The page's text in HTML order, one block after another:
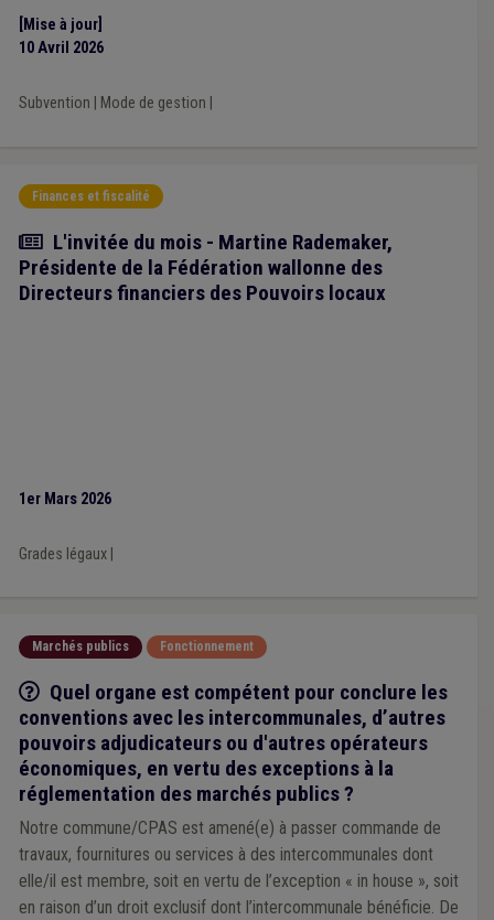
[Mise à jour]
10 Avril 2026
Subvention Mode de gestion
Finances et fiscalité
Article
L'invitée du mois - Martine Rademaker,
Présidente de la Fédération wallonne des
Directeurs financiers des Pouvoirs locaux
1er Mars 2026
Grades légaux|
Marchés publics Fonctionnement
Q/R
Quel organe est compétent pour conclure les
conventions avec les intercommunales, d’autres
pouvoirs adjudicateurs ou d'autres opérateurs
économiques, en vertu des exceptions à la
réglementation des marchés publics ?
Notre commune/CPAS est amené(e) à passer commande de
travaux, fournitures ou services à des intercommunales dont
elle/il est membre, soit en vertu de l’exception « in house », soit
en raison d’un droit exclusif dont l’intercommunale bénéficie. De